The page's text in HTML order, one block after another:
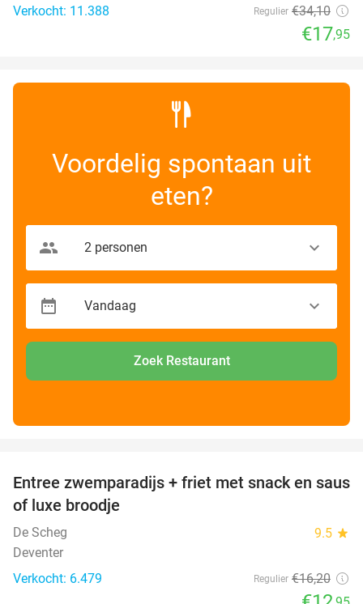
Verkocht: 11.388 Regulier €34,10
€17,95
Voordelig spontaan uit
eten?
Zoek Restaurant
20%
Entree zwemparadijs + friet met snack en saus
of luxe broodje
De Scheg 9.5 star
Deventer
Verkocht: 6.479
Regulier €16,20